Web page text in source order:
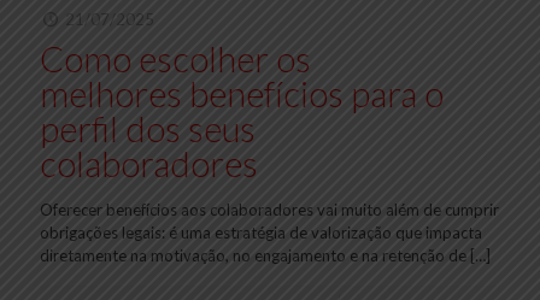
21/07/2025
Como escolher os
melhores benefícios para o
perfil dos seus
colaboradores
Oferecer benefícios aos colaboradores vai muito além de cumprir
obrigações legais: é uma estratégia de valorização que impacta
diretamente na motivação, no engajamento e na retenção de […]